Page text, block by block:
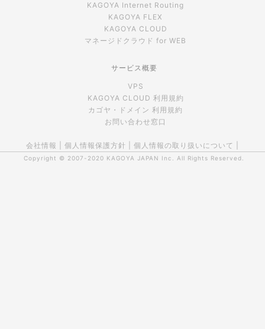
KAGOYA Internet Routing
KAGOYA FLEX
KAGOYA CLOUD
マネージドクラウド for WEB
サービス概要
VPS
KAGOYA CLOUD 利用規約
カゴヤ・ドメイン 利用規約
お問い合わせ窓口
会社情報 個人情報保護方針 個人情報の取り扱いについて
Copyright © 2007-2020 KAGOYA JAPAN Inc. All Rights Reserved.